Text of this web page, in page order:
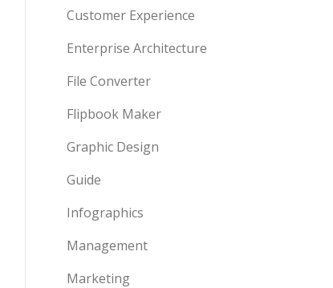
Customer Experience
Enterprise Architecture
File Converter
Flipbook Maker
Graphic Design
Guide
Infographics
Management
Marketing